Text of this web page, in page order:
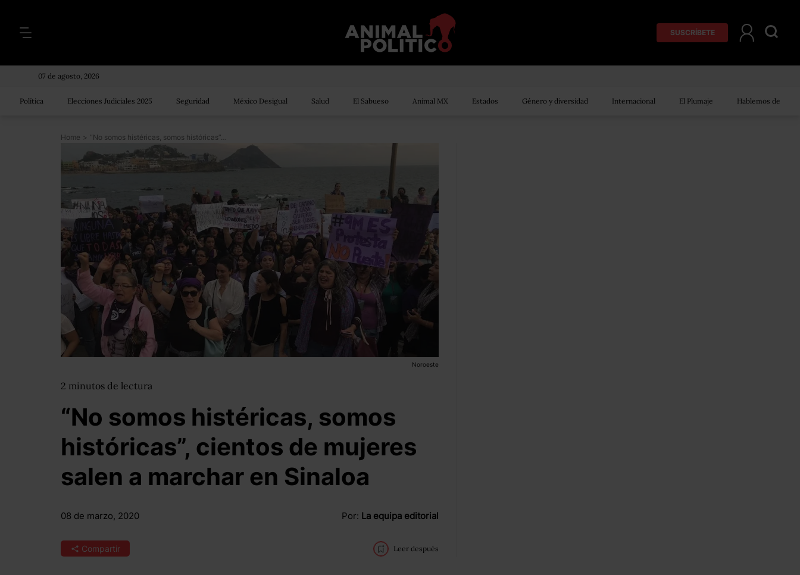
SUSCRÍBETE
07 de agosto, 2026
Política Elecciones Judiciales 2025 Seguridad México Desigual Salud El Sabueso Animal MX Estados Género y diversidad Internacional El Plumaje Hablemos de
Home > “No somos histéricas, somos históricas”, cientos de mujeres salen a marchar en Sinaloa
Noroeste
2 minutos de lectura
“No somos histéricas, somos
históricas”, cientos de mujeres
salen a marchar en Sinaloa
08 de marzo, 2020 Por: La equipa editorial
Compartir Leer después